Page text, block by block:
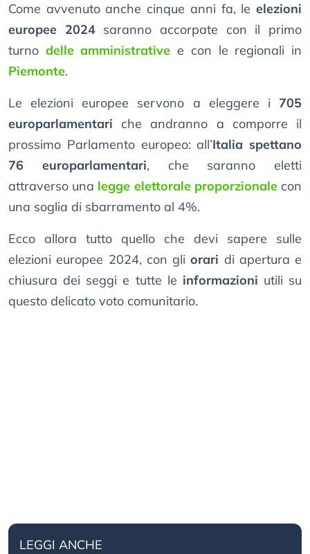
Come avvenuto anche cinque anni fa, le elezioni
europee 2024saranno accorpate con il primo
turno delle amministrative e con le regionali in
Piemonte.
Le elezioni europee servono a eleggere i 705
europarlamentari che andranno a comporre il
prossimo Parlamento europeo: all’Italia spettano
76 europarlamentari, che saranno eletti
attraverso una legge elettorale proporzionalecon
una soglia di sbarramento al 4%.
Ecco allora tutto quello che devi sapere sulle
elezioni europee 2024, con gliorari di apertura e
chiusura dei seggi e tutte le informazioni utili su
questo delicato voto comunitario.
LEGGI ANCHE